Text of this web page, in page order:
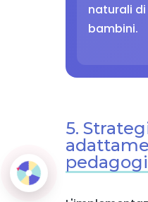
naturali
bambini.
5.